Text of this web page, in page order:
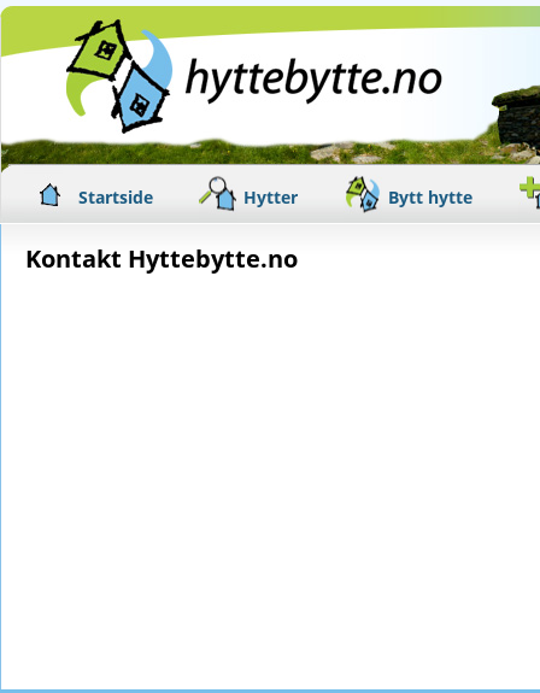
Startside Hytter Bytt hytte
Kontakt Hyttebytte.no